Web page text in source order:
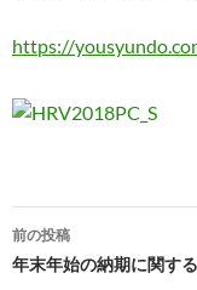
https://
投
稿
前の投稿
年末年始の納期に関す